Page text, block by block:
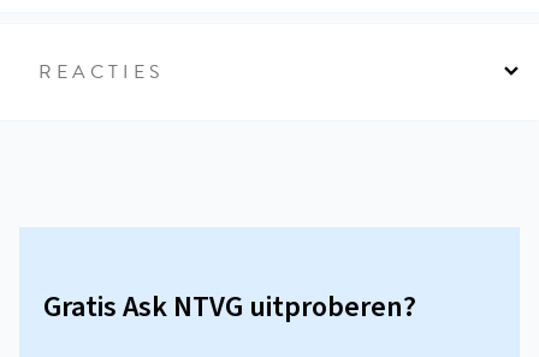
REACTIES
Gratis Ask NTVG uitproberen?